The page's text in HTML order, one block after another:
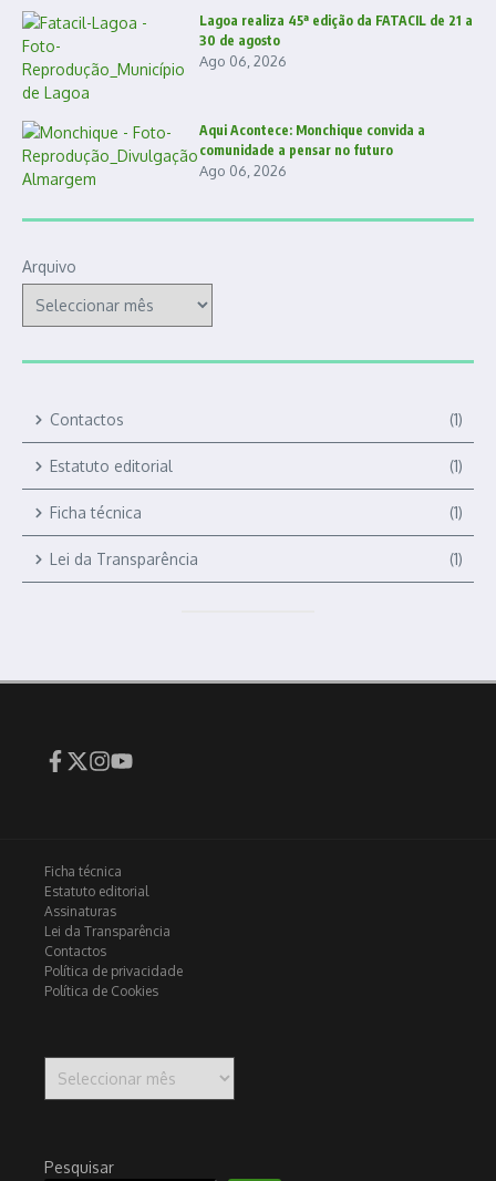
Lagoa realiza 45ª edição da FATACIL de 21 a
30 de agosto
Ago 06, 2026
Aqui Acontece: Monchique convida a
comunidade a pensar no futuro
Ago 06, 2026
Arquivo
Contactos (1)
Estatuto editorial (1)
Ficha técnica (1)
Lei da Transparência (1)
Ficha técnica
Estatuto editorial
Assinaturas
Lei da Transparência
Contactos
Política de privacidade
Política de Cookies
Pesquisar